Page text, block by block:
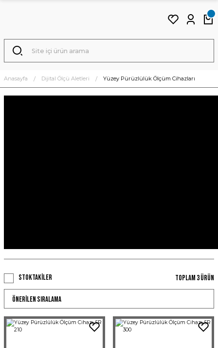
Anasayfa Dijital Ölçü Aletleri Yüzey Pürüzlülük Ölçüm Cihazları
Stoktakiler Toplam 3 ürün